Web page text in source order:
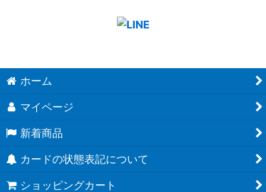
ホーム
マイページ
新着商品
カードの状態表記について
ショッピングカート